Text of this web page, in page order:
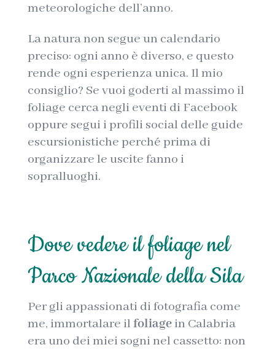
meteorologiche dell’anno.
La natura non segue un calendario
preciso: ogni anno è diverso, e questo
rende ogni esperienza unica. Il mio
consiglio? Se vuoi goderti al massimo il
foliage cerca negli eventi di Facebook
oppure segui i profili social delle guide
escursionistiche perché prima di
organizzare le uscite fanno i
sopralluoghi.
Dove vedere il foliage nel
Parco Nazionale della Sila
Per gli appassionati di fotografia come
me, immortalare ilfoliagein Calabria
era uno dei miei sogni nel cassetto: non